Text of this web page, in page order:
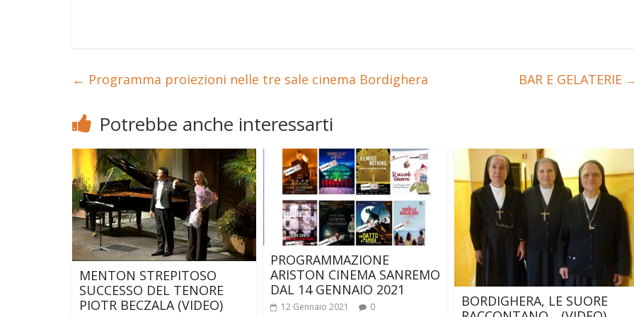
← Programma proiezioni nelle tre sale cinema Bordighera BAR E GELATERIE
Potrebbe anche interessarti
MENTON STREPITOSO
SUCCESSO DEL TENORE
PIOTR BECZALA (VIDEO)
PROGRAMMAZIONE
ARISTON CINEMA SANREMO
DAL 14 GENNAIO 2021
12 Gennaio 2021 0
BORDIGHERA, LE SUORE